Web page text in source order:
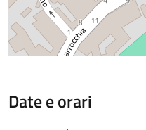
Date e orari